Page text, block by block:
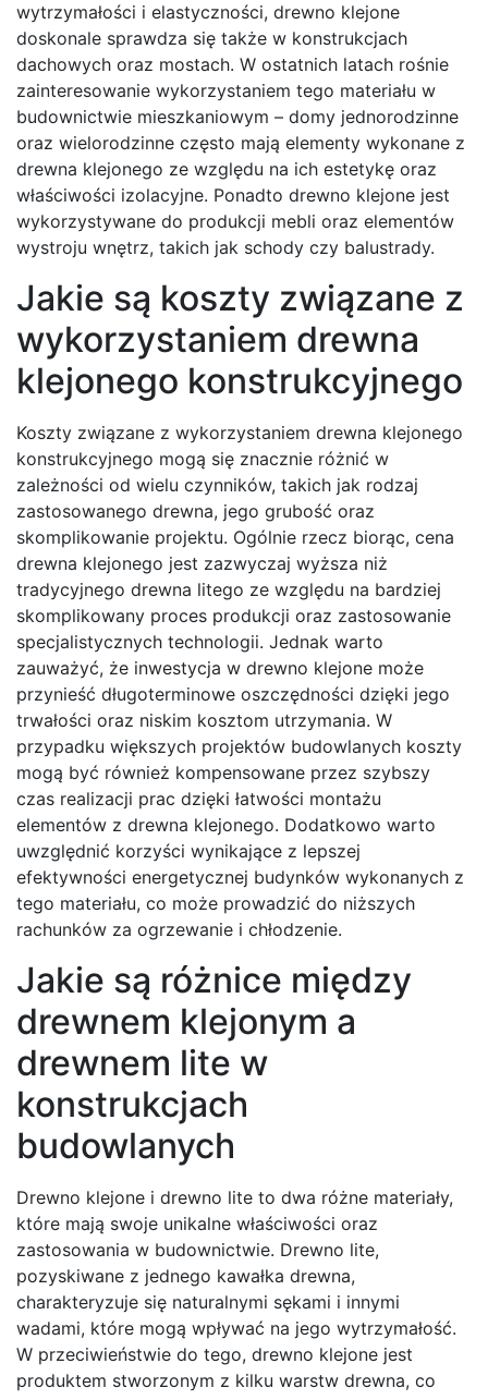
wytrzymałości i elastyczności, drewno klejone
doskonale sprawdza się także w konstrukcjach
dachowych oraz mostach. W ostatnich latach rośnie
zainteresowanie wykorzystaniem tego materiału w
budownictwie mieszkaniowym – domy jednorodzinne
oraz wielorodzinne często mają elementy wykonane z
drewna klejonego ze względu na ich estetykę oraz
właściwości izolacyjne. Ponadto drewno klejone jest
wykorzystywane do produkcji mebli oraz elementów
wystroju wnętrz, takich jak schody czy balustrady.
Jakie są koszty związane z
wykorzystaniem drewna
klejonego konstrukcyjnego
Koszty związane z wykorzystaniem drewna klejonego
konstrukcyjnego mogą się znacznie różnić w
zależności od wielu czynników, takich jak rodzaj
zastosowanego drewna, jego grubość oraz
skomplikowanie projektu. Ogólnie rzecz biorąc, cena
drewna klejonego jest zazwyczaj wyższa niż
tradycyjnego drewna litego ze względu na bardziej
skomplikowany proces produkcji oraz zastosowanie
specjalistycznych technologii. Jednak warto
zauważyć, że inwestycja w drewno klejone może
przynieść długoterminowe oszczędności dzięki jego
trwałości oraz niskim kosztom utrzymania. W
przypadku większych projektów budowlanych koszty
mogą być również kompensowane przez szybszy
czas realizacji prac dzięki łatwości montażu
elementów z drewna klejonego. Dodatkowo warto
uwzględnić korzyści wynikające z lepszej
efektywności energetycznej budynków wykonanych z
tego materiału, co może prowadzić do niższych
rachunków za ogrzewanie i chłodzenie.
Jakie są różnice między
drewnem klejonym a
drewnem lite w
konstrukcjach
budowlanych
Drewno klejone i drewno lite to dwa różne materiały,
które mają swoje unikalne właściwości oraz
zastosowania w budownictwie. Drewno lite,
pozyskiwane z jednego kawałka drewna,
charakteryzuje się naturalnymi sękami i innymi
wadami, które mogą wpływać na jego wytrzymałość.
W przeciwieństwie do tego, drewno klejone jest
produktem stworzonym z kilku warstw drewna, co